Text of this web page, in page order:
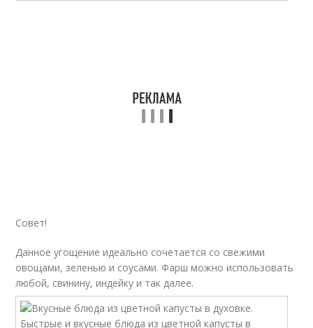
Совет!
Данное угощение идеально сочетается со свежими
овощами, зеленью и соусами. Фарш можно использовать
любой, свинину, индейку и так далее.